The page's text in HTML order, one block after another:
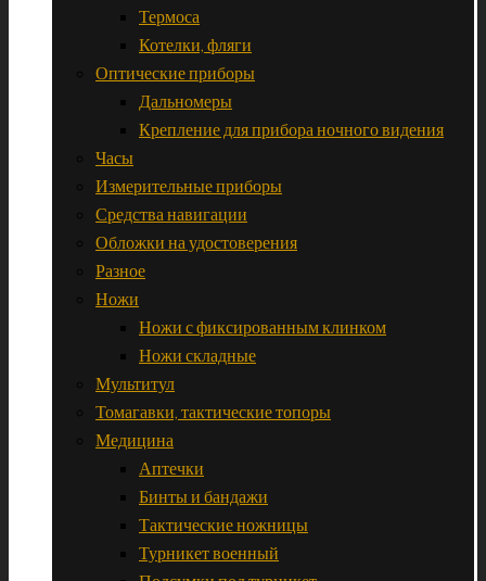
Термоса
Котелки, фляги
Оптические приборы
Дальномеры
Крепление для прибора ночного видения
Часы
Измерительные приборы
Средства навигации
Обложки на удостоверения
Разное
Ножи
Ножи с фиксированным клинком
Ножи складные
Мультитул
Томагавки, тактические топоры
Медицина
Аптечки
Бинты и бандажи
Тактические ножницы
Турникет военный